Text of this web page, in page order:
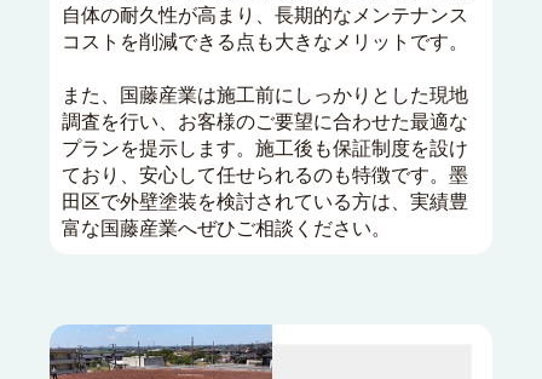
自体の耐久性が高まり、長期的なメンテナンス
コストを削減できる点も大きなメリットです。
また、国藤産業は施工前にしっかりとした現地
調査を行い、お客様のご要望に合わせた最適な
プランを提示します。施工後も保証制度を設け
ており、安心して任せられるのも特徴です。墨
田区で外壁塗装を検討されている方は、実績豊
富な国藤産業へぜひご相談ください。